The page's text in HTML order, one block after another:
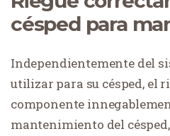
césped para
Independientemente del
utilizar para su césped, el
componente
mantenimiento del